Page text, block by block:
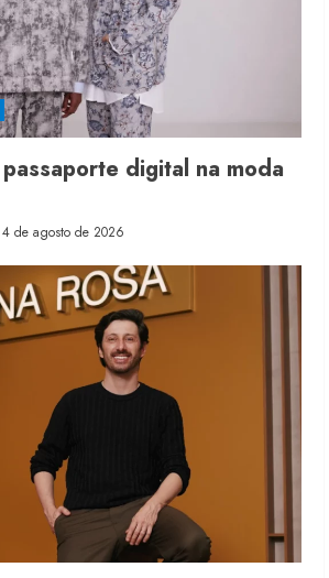
digital na moda
4 de agosto de 2026